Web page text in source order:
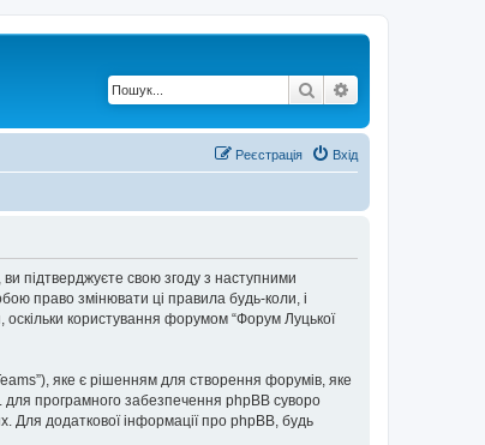
Пошук
Вхід
Реєстрація
підтверджуєте свою згоду з наступними
право змінювати ці правила будь-коли, і
користування форумом “Форум Луцької
яке є рішенням для створення форумів, яке
для програмного забезпечення phpBB суворо
Для додаткової інформації про phpBB, будь